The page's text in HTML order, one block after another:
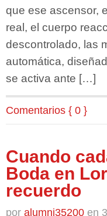
que ese ascensor,
real, el cuerpo
descontrolado, las
automática,
se activa ante […]
Comentarios { 0 }
Cuando
Boda en
recuerdo
por alumni35200 en